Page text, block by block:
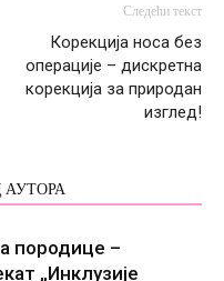
Следећи текст
Корекција носа без
операције – дискретна
корекција за природан
изглед!
породице –
„Инклузије